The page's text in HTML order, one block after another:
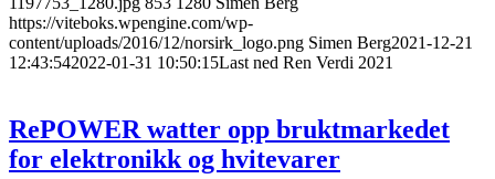
https://viteboks.wpengine.com/wp-
content/uploads/2016/12/norsirk_logo.png Simen Berg2021-12-21
12:43:542022-01-31 10:50:15Last ned Ren Verdi 2021
RePOWER watter opp bruktmarkedet
for elektronikk og hvitevarer